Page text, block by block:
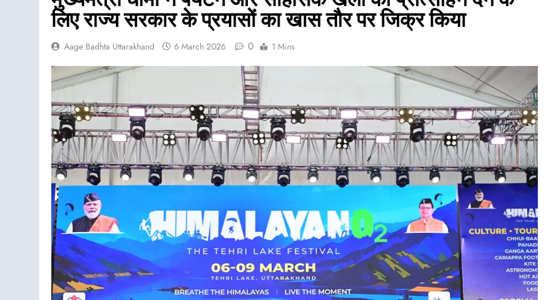
लिए राज्य सरकार के प्रयासों का खास तौर पर जिक्र किया
Aage Badhta Uttarakhand 6 March 2026 0 1 Mins